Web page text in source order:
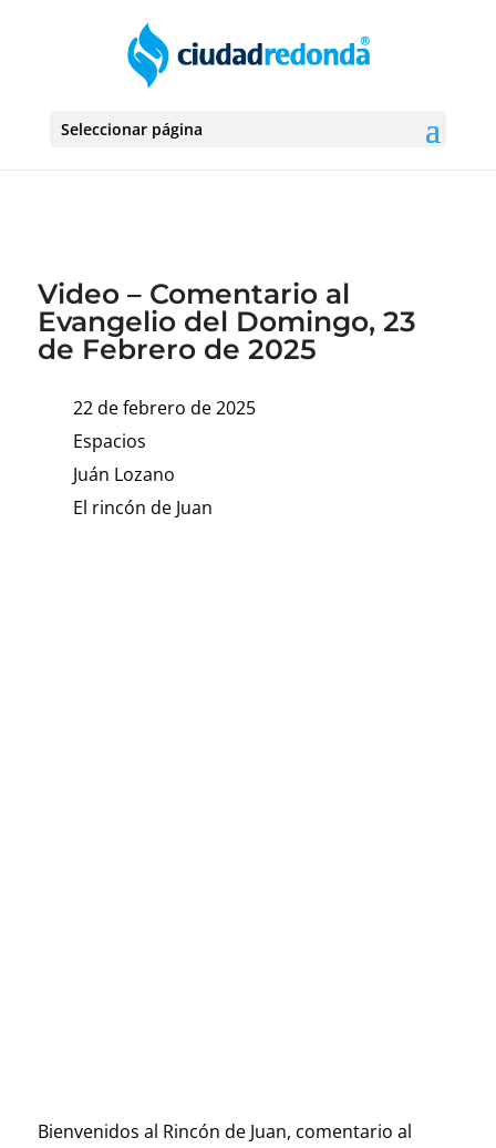
Seleccionar página
Video – Comentario al
Evangelio del Domingo, 23
de Febrero de 2025
22 de febrero de 2025
Espacios
Juán Lozano
El rincón de Juan
Bienvenidos al Rincón de Juan, comentario al